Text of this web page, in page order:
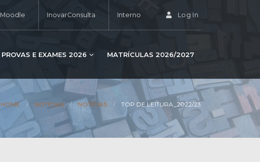
Moodle InovarConsulta Interno Log In
PROVAS E EXAMES 2026 MATRÍCULAS 2026/2027
HOME NOTÍCIAS NOTÍCIAS TOP DE LEITURA_2022/23